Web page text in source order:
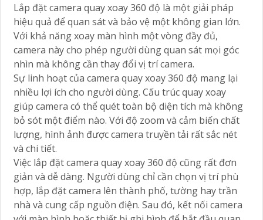
Lắp đặt camera quay xoay 360 độ là một giải pháp
hiệu quả để quan sát và bảo vệ một không gian lớn.
Với khả năng xoay màn hình một vòng đầy đủ,
camera này cho phép người dùng quan sát mọi góc
nhìn mà không cần thay đổi vị trí camera.
Sự linh hoạt của camera quay xoay 360 độ mang lại
nhiều lợi ích cho người dùng. Cấu trúc quay xoay
giúp camera có thể quét toàn bộ diện tích mà không
bỏ sót một điểm nào. Với độ zoom và cảm biến chất
lượng, hình ảnh được camera truyền tải rất sắc nét
và chi tiết.
Việc lắp đặt camera quay xoay 360 độ cũng rất đơn
giản và dễ dàng. Người dùng chỉ cần chọn vị trí phù
hợp, lắp đặt camera lên thành phố, tường hay trần
nhà và cung cấp nguồn điện. Sau đó, kết nối camera